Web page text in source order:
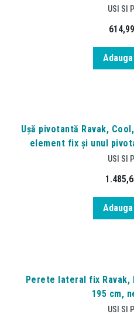
USI SI
614,99
Ușă pivotantă Ravak,
element fix și unul
USI SI
Perete lateral fix Ravak,
195 cm,
USI SI